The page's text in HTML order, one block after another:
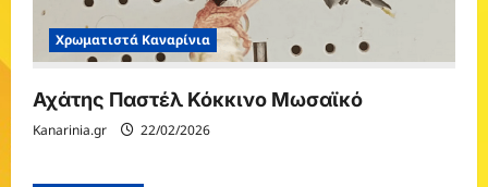
Χρωματιστά Καναρίνια
Αχάτης Παστέλ Κόκκινο Μωσαϊκό
Kanarinia.gr 22/02/2026